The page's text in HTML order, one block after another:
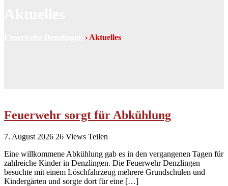
› Aktuelles
Feuerwehr sorgt für Abkühlung
7. August 2026 26 Views Teilen
Eine willkommene Abkühlung gab es in den vergangenen Tagen für
zahlreiche Kinder in Denzlingen. Die Feuerwehr Denzlingen
besuchte mit einem Löschfahrzeug mehrere Grundschulen und
Kindergärten und sorgte dort für eine […]